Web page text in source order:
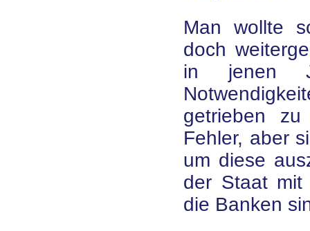
Man wollte
doch
in jenen
getrieben
Fehler, aber
um diese
der Staat mit
die Banken